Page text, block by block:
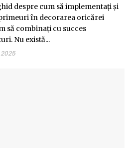
despre cum să implementați și
în decorarea oricărei
să combinați cu succes
Nu există...